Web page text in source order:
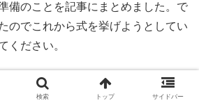
備のことを記事にまとめました。で
のでこれから式を挙げようとしてい
ください。
ル神戸で結婚式を挙げたよ！一日
検索 トップ サイドバー